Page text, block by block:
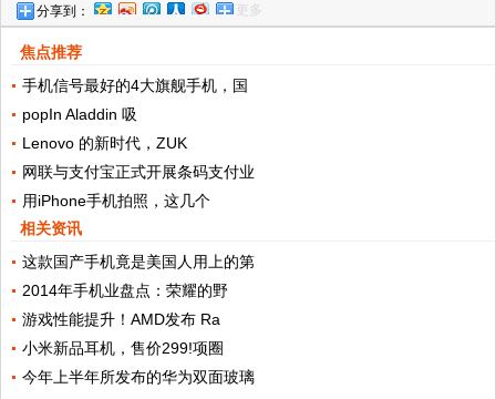
分享到： 更多
焦点推荐
手机信号最好的4大旗舰手机，国
popIn Aladdin 吸
Lenovo 的新时代，ZUK
网联与支付宝正式开展条码支付业
用iPhone手机拍照，这几个
相关资讯
这款国产手机竟是美国人用上的第
2014年手机业盘点：荣耀的野
游戏性能提升！AMD发布 Ra
小米新品耳机，售价299!项圈
今年上半年所发布的华为双面玻璃